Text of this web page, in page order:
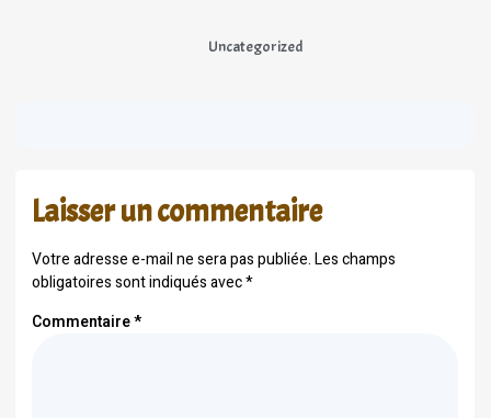
Uncategorized
Laisser un commentaire
Votre adresse e-mail ne sera pas publiée.Les champs
obligatoires sont indiqués avec*
Commentaire*